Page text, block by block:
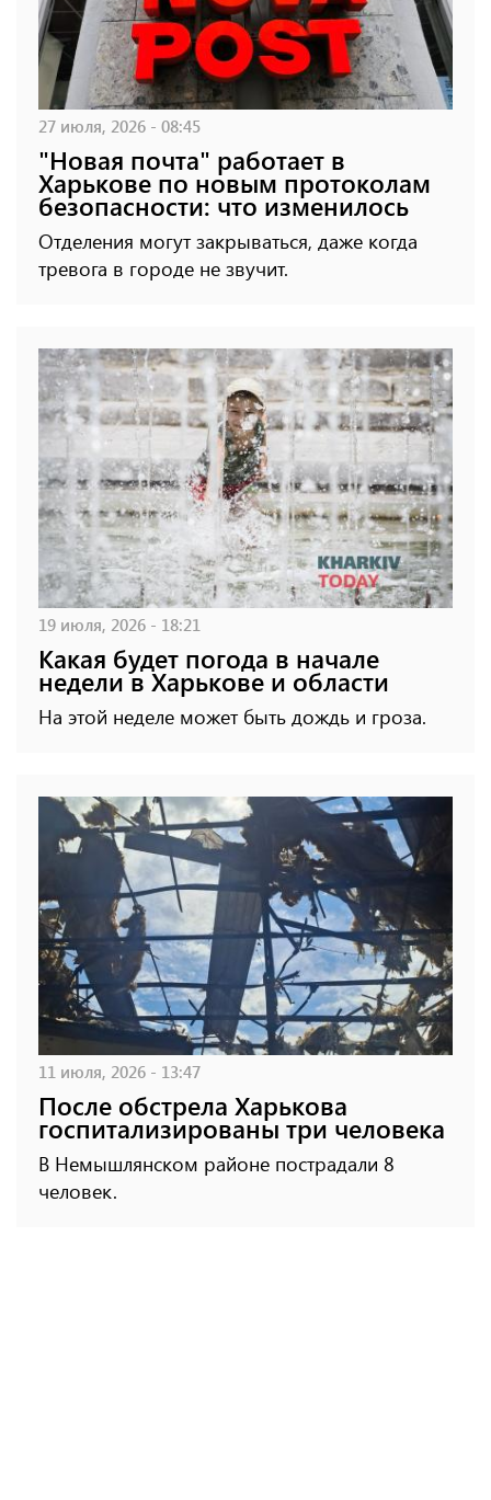
27 июля, 2026 - 08:45
"Новая почта" работает в
Харькове по новым протоколам
безопасности: что изменилось
Отделения могут закрываться, даже когда
тревога в городе не звучит.
19 июля, 2026 - 18:21
Какая будет погода в начале
недели в Харькове и области
На этой неделе может быть дождь и гроза.
11 июля, 2026 - 13:47
После обстрела Харькова
госпитализированы три человека
В Немышлянском районе пострадали 8
человек.